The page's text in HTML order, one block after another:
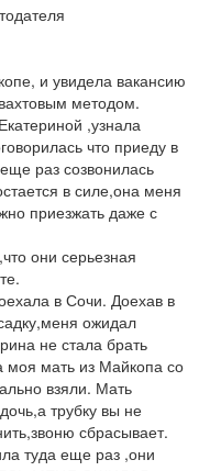
и увидела вакансию
методом.
,узнала
что приеду в
раз созвонилась
в силе,она меня
приезжать даже с
они серьезная
в Сочи. Доехав в
ожидал
не стала брать
моя мать из Майкопа со
взяли. Мать
трубку вы не
сбрасывает.
туда еще раз ,они